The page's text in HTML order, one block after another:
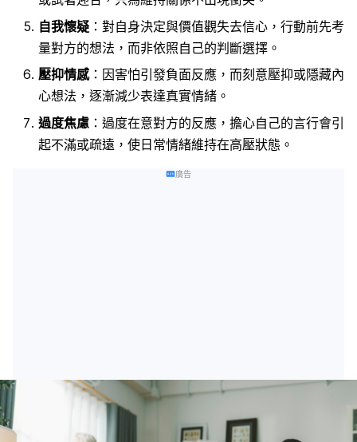
自我懷疑 ：對自身決定與價值觀失去信心，行動前先考
量對方的想法，而非依照自己的判斷選擇。
壓抑情感：因害怕引發負面反應，而刻意壓抑或隱藏內
心想法，逐漸減少表達真實情緒。
過度焦慮 ：過度在意對方的反應，擔心自己的言行會引
起不滿或疏遠，使日常情緒維持在高壓狀態。
廣告